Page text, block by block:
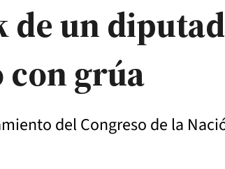
de un
con grúa
del Congreso de la